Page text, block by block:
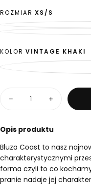
ROZMIAR XS/S
KOLOR VINTAGE KHAKI
Zmniejsz
Coast
Khaki
Zwiększ
Coast
Khaki
Opis produktu
Bluza Coast to nasz
charakterystycznymi
forma czyli to co
pranie nadaje jej